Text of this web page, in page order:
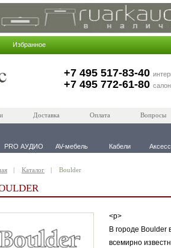
Избранное
+7 495 517-83-40
+7 495 772-61-80
Доставка Оплата Вопросы
PRO АУДИО AV-мебель Кабели
Каталог Boulder
<p>
В городе Boulder
всемирно